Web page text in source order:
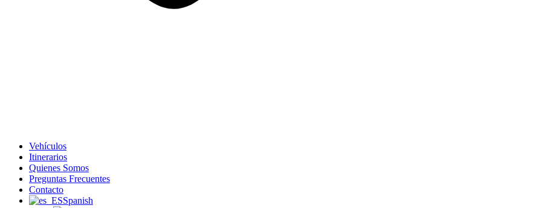
Vehículos
Itinerarios
Quienes Somos
Preguntas Frecuentes
Contacto
Spanish